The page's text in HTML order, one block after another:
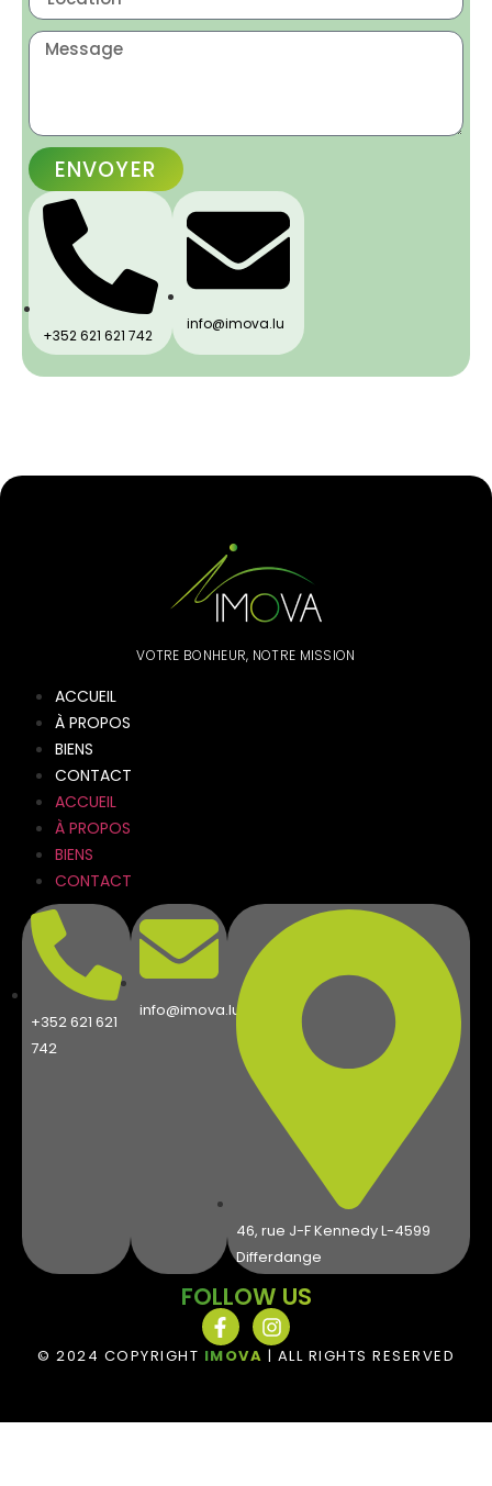
ENVOYER
+352 621 621 742
info@imova.lu
VOTRE BONHEUR, NOTRE MISSION
ACCUEIL
À PROPOS
BIENS
CONTACT
ACCUEIL
À PROPOS
BIENS
CONTACT
+352 621 621
742
info@imova.lu
46, rue J-F Kennedy L-4599
Differdange
FOLLOW US
© 2024 COPYRIGHT IMOVA | ALL RIGHTS RESERVED